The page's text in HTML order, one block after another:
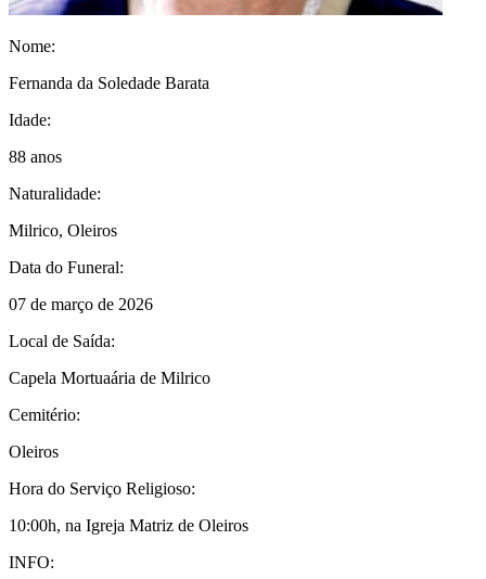
Nome:
Fernanda da Soledade Barata
Idade:
88 anos
Naturalidade:
Milrico, Oleiros
Data do Funeral:
07 de março de 2026
Local de Saída:
Capela Mortuaária de Milrico
Cemitério:
Oleiros
Hora do Serviço Religioso:
10:00h, na Igreja Matriz de Oleiros
INFO: